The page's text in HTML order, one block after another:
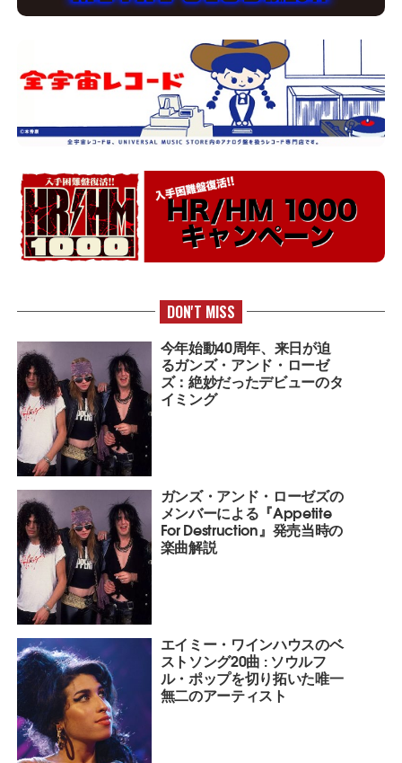
DON'T MISS
今年始動40周年、来日が迫
るガンズ・アンド・ローゼ
ズ：絶妙だったデビューのタ
イミング
ガンズ・アンド・ローゼズの
メンバーによる『Appetite
For Destruction』発売当時の
楽曲解説
エイミー・ワインハウスのベ
ストソング20曲 : ソウルフ
ル・ポップを切り拓いた唯一
無二のアーティスト